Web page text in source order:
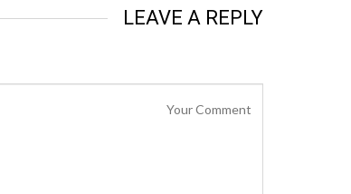
LEAVE A REPLY